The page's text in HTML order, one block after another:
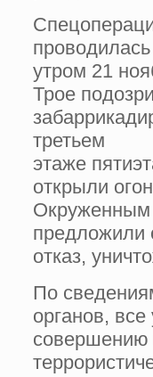
утром 21
Трое
третьем
этаже
открыли
Окруженным
предложили
отказ,
По
органов,
совершению